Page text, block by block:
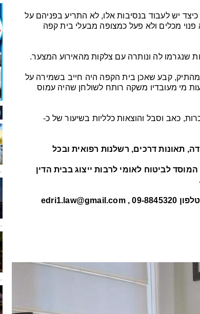
יש לעבוד בנסיבות אלו, לא התריע בפניהם על
מכלים ולא פעל כמצופה מבעלי בית קפה
שנגרמו לה ונותרה עם צלקות מהאירוע המצער.
קבע שאכן בית הקפה היה חייב בשמירה על
מי מעובדיו משקה רותח לשולחן שהיה עמוס
כאב וסבל והוצאות כלליות בשיעור של כ-
תאונות דרכים, רשלנות רפואית ובכל
לביטוח לאומי לרבות ייצוג בבית הדין